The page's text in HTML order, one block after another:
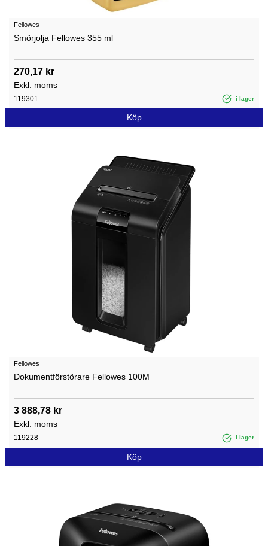
Fellowes
Smörjolja Fellowes 355 ml
270,17 kr
Exkl. moms
119301 i lager
Köp
Fellowes
Dokumentförstörare Fellowes 100M
3 888,78 kr
Exkl. moms
119228 i lager
Köp